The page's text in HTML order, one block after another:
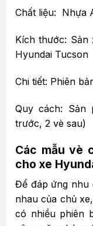
Chất liệu: Nhựa
Kích thước:
Hyundai Tucson
Chi tiết: Phiên
Quy cách:
trước, 2 vè sau)
Các mẫu vè
cho xe
Để đáp ứng nhu
nhau của chủ
có nhiều phiên